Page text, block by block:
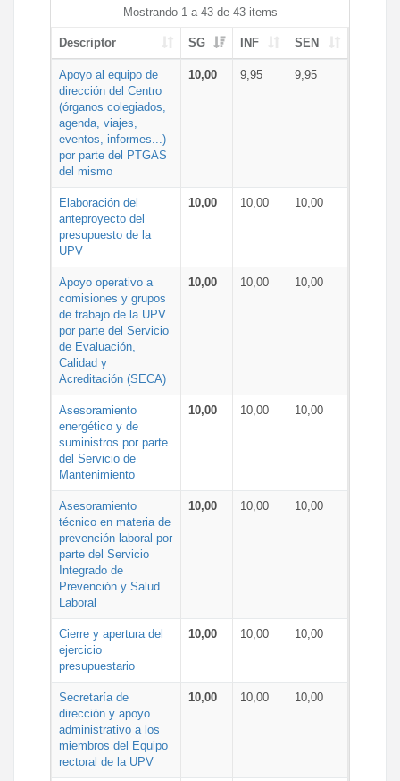
Mostrando 1 a 43 de 43 items
Descriptor SG INF SEN
Apoyo al equipo de
dirección del Centro
(órganos colegiados,
agenda, viajes,
eventos, informes...)
por parte del PTGAS
del mismo
10,00 9,95 9,95
Elaboración del
anteproyecto del
presupuesto de la
UPV
10,00 10,00 10,00
Apoyo operativo a
comisiones y grupos
de trabajo de la UPV
por parte del Servicio
de Evaluación,
Calidad y
Acreditación (SECA)
10,00 10,00 10,00
Asesoramiento
energético y de
suministros por parte
del Servicio de
Mantenimiento
10,00 10,00 10,00
Asesoramiento
técnico en materia de
prevención laboral por
parte del Servicio
Integrado de
Prevención y Salud
Laboral
10,00 10,00 10,00
Cierre y apertura del
ejercicio
presupuestario
10,00 10,00 10,00
Secretaría de
dirección y apoyo
administrativo a los
miembros del Equipo
rectoral de la UPV
10,00 10,00 10,00